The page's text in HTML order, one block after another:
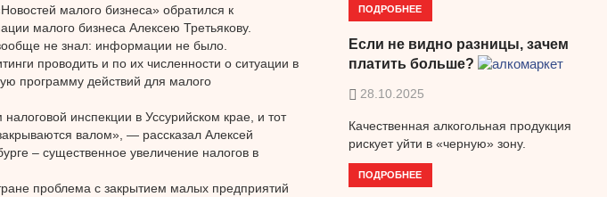
малого бизнеса» обратился к
малого бизнеса Алексею Третьякову.
не знал: информации не было.
проводить и по их численности о ситуации в
программу действий для малого
инспекции в Уссурийском крае, и тот
валом», — рассказал Алексей
– существенное увеличение налогов в
проблема с закрытием малых предприятий
ПОДРОБНЕЕ
Если не видно разницы, зачем
платить больше?
28.10.2025
Качественная алкогольная продукция
рискует уйти в «черную» зону.
ПОДРОБНЕЕ